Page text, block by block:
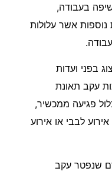
בעבודה,
אשר עלולות
בפני ועדות
עקב תאונת
פגיעה ממכשיר,
לבבי או אירוע
שנפטר עקב